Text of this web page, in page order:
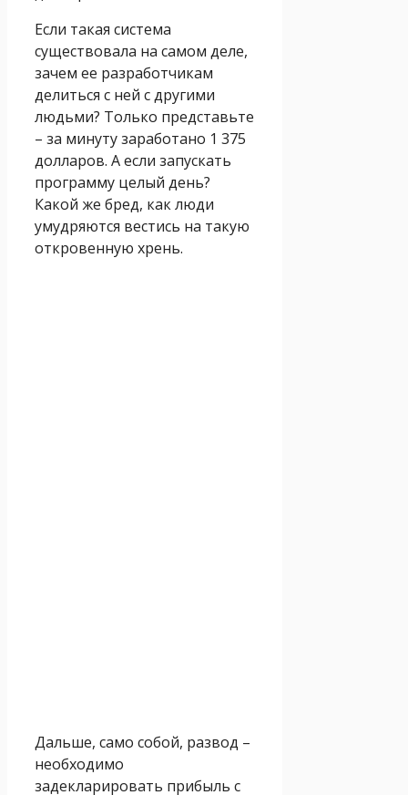
Если такая система
существовала на самом деле,
зачем ее разработчикам
делиться с ней с другими
людьми? Только представьте
– за минуту заработано 1 375
долларов. А если запускать
программу целый день?
Какой же бред, как люди
умудряются вестись на такую
откровенную хрень.
Дальше, само собой, развод –
необходимо
задекларировать прибыль с